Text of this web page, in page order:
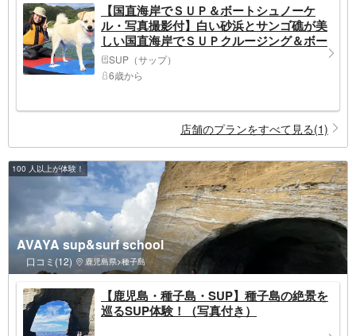
【国直海岸でＳＵＰ＆ボートシュノーケ
ル・写真撮影付】白い砂浜とサンゴ礁が美
しい国直海岸でＳＵＰクルージング＆ボー
トエントリーでシュノーケルツアー。ロー
カルスタッフがリクエストにお応えしま
す。
SUP（サップ）
6歳から
店舗のプランをすべて見る(1)
100 人以上が体験！
AVAYA sup&surf school
口コミ(12) 鹿児島県>種子島
【鹿児島・種子島・SUP】種子島の絶景を
巡るSUP体験！（写真付き）